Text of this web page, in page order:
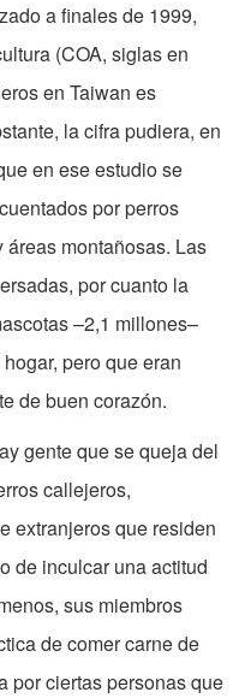
a finales de 1999,
(COA, siglas en
en Taiwan es
la cifra pudiera, en
en ese estudio se
por perros
montañosas. Las
por cuanto la
–2,1 millones–
pero que eran
de buen corazón.
gente que se queja del
callejeros,
extranjeros que residen
de inculcar una actitud
sus miembros
de comer carne de
por ciertas personas que